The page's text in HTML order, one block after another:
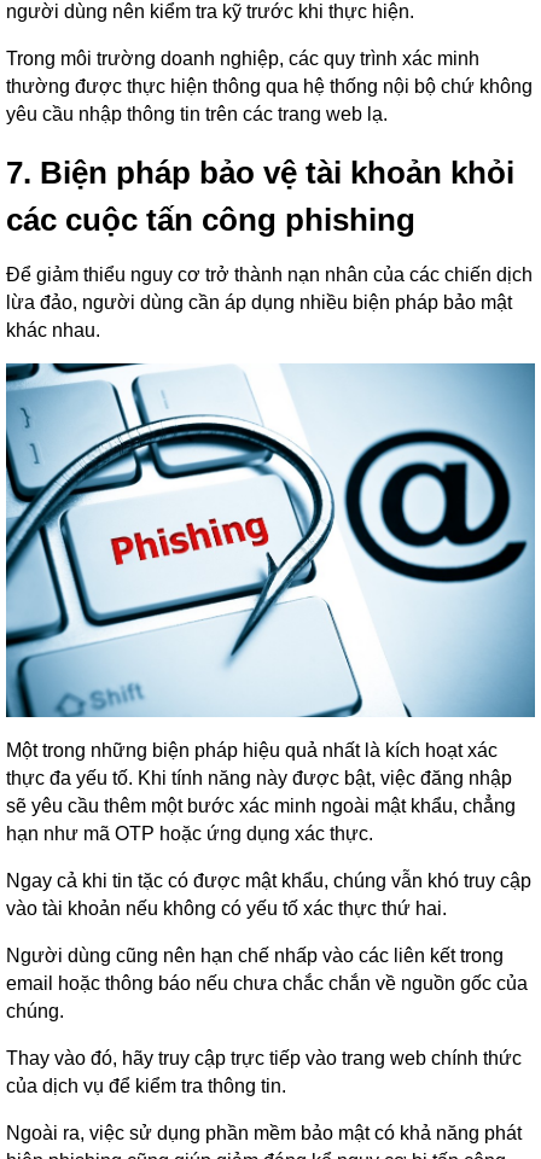
người dùng nên kiểm tra kỹ trước khi thực hiện.
Trong môi trường doanh nghiệp, các quy trình xác minh
thường được thực hiện thông qua hệ thống nội bộ chứ không
yêu cầu nhập thông tin trên các trang web lạ.
7. Biện pháp bảo vệ tài khoản khỏi
các cuộc tấn công phishing
Để giảm thiểu nguy cơ trở thành nạn nhân của các chiến dịch
lừa đảo, người dùng cần áp dụng nhiều biện pháp bảo mật
khác nhau.
Một trong những biện pháp hiệu quả nhất là kích hoạt xác
thực đa yếu tố. Khi tính năng này được bật, việc đăng nhập
sẽ yêu cầu thêm một bước xác minh ngoài mật khẩu, chẳng
hạn như mã OTP hoặc ứng dụng xác thực.
Ngay cả khi tin tặc có được mật khẩu, chúng vẫn khó truy cập
vào tài khoản nếu không có yếu tố xác thực thứ hai.
Người dùng cũng nên hạn chế nhấp vào các liên kết trong
email hoặc thông báo nếu chưa chắc chắn về nguồn gốc của
chúng.
Thay vào đó, hãy truy cập trực tiếp vào trang web chính thức
của dịch vụ để kiểm tra thông tin.
Ngoài ra, việc sử dụng phần mềm bảo mật có khả năng phát